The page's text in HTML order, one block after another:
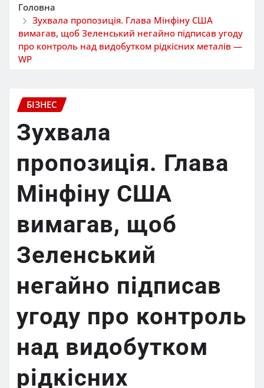
Головна
Зухвала пропозиція. Глава Мінфіну США
вимагав, щоб Зеленський негайно підписав угоду
про контроль над видобутком рідкісних металів —
WP
БІЗНЕС
Зухвала
пропозиція. Глава
Мінфіну США
вимагав, щоб
Зеленський
негайно підписав
угоду про контроль
над видобутком
рідкісних